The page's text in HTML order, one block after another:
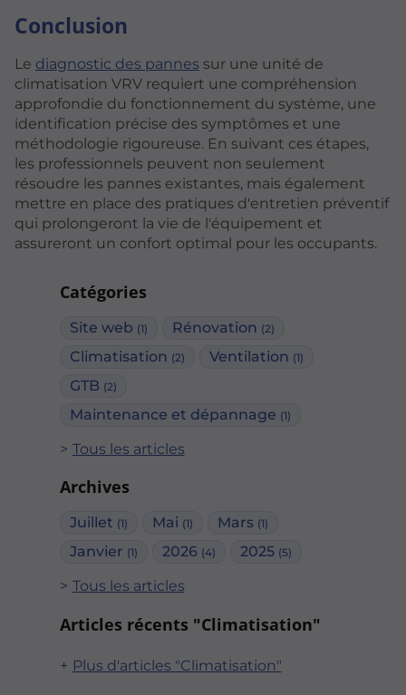
Catégories
Site web (1) Rénovation (2)
Climatisation (2) Ventilation (1)
GTB (2)
Maintenance et dépannage (1)
Tous les articles
Archives
Juillet (1) Mai (1) Mars (1)
Janvier (1) 2026 (4) 2025 (5)
Tous les articles
Articles récents "Climatisation"
Plus d'articles "Climatisation"
Conclusion
Le diagnostic des pannes sur une unité de
climatisation VRV requiert une compréhension
approfondie du fonctionnement du système, une
identification précise des symptômes et une
méthodologie rigoureuse. En suivant ces étapes,
les professionnels peuvent non seulement
résoudre les pannes existantes, mais également
mettre en place des pratiques d'entretien préventif
qui prolongeront la vie de l'équipement et
assureront un confort optimal pour les occupants.